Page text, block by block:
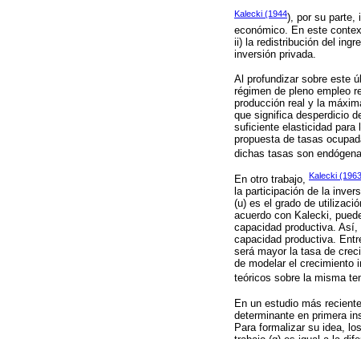
Kalecki (1944), por su parte,
económico. En este
ii) la redistribución del
inversión privada.
Al profundizar sobre este
régimen de pleno empleo
producción real y la
que significa desperdicio
suficiente elasticidad para
propuesta de tasas
dichas tasas son
En otro trabajo, Kalecki
la participación de la
(u) es el grado de
acuerdo con Kalecki,
capacidad productiva.
capacidad productiva.
será mayor la tasa de
de modelar el crecimiento
teóricos sobre la misma
En un estudio más
determinante en primera
Para formalizar su idea,